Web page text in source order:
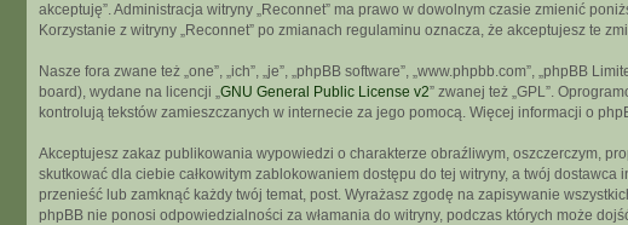
akceptuję”. Administracja witryny „Reconnet” ma prawo w dowolnym czasie zmienić
Korzystanie z witryny „Reconnet” po zmianach regulaminu oznacza, że akceptujesz te
Nasze fora zwane też „one”, „ich”, „je”, „phpBB software”, „www.phpbb.com”, „phpBB
board), wydane na licencji „GNU General Public License v2” zwanej też „GPL”.
kontrolują tekstów zamieszczanych w internecie za jego pomocą. Więcej informacji o
Akceptujesz zakaz publikowania wypowiedzi o charakterze obraźliwym, oszczerczym,
skutkować dla ciebie całkowitym zablokowaniem dostępu do tej witryny, a twój
przenieść lub zamknąć każdy twój temat, post. Wyrażasz zgodę na zapisywanie
phpBB nie ponosi odpowiedzialności za włamania do witryny, podczas których może